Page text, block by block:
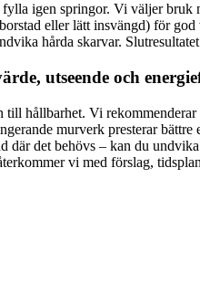
igen springor. Vi väljer
eller lätt insvängd) för
hårda skarvar.
utseende och
hållbarhet. Vi
murverk presterar
där det behövs – kan du
vi med förslag,